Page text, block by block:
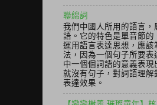
聯綿詞
我們中國人所用的語言，
語。它的特色是單音節的
運用語言表達思想，應該
法，因為一個句子所要
中一個個詞語的意義表
就沒有句子，對詞語理解
表達效果。